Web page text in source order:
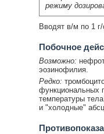
режиму
Вводят в/м по 1
Побочное
Возможно:
эозинофилия.
Редко:
функциональных
температуры
и "холодные"